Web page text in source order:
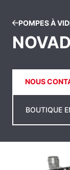
POMPES À
NOUS
BOUTIQUE